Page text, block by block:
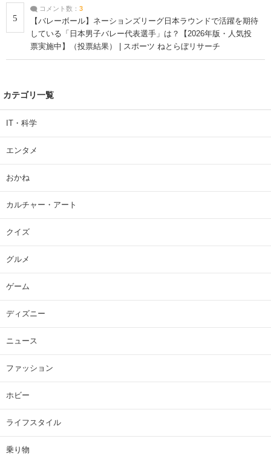
5
コメント数： 3
【バレーボール】ネーションズリーグ日本ラウンドで活躍を期待
している「日本男子バレー代表選手」は？【2026年版・人気投
票実施中】（投票結果） | スポーツ ねとらぼリサーチ
カテゴリ一覧
IT・科学
エンタメ
おかね
カルチャー・アート
クイズ
グルメ
ゲーム
ディズニー
ニュース
ファッション
ホビー
ライフスタイル
乗り物